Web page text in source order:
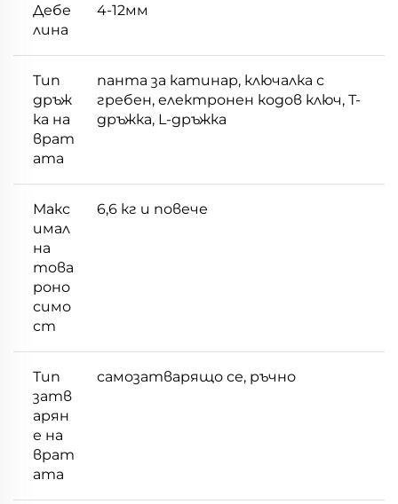
Дебе
лина
4-12мм
Тип
дръж
ка на
врат
ата
пантa за катинар, ключалка с
гребен, електронен кодов ключ, Т-
дръжка, L-дръжка
Макс
имал
на
това
роно
симо
ст
6,6 кг и повече
Тип
затв
арян
е на
врат
ата
самозатварящо се, ръчно